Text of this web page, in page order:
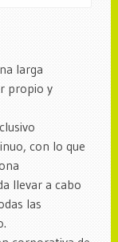
larga
propio y
con lo que
llevar a cabo
las